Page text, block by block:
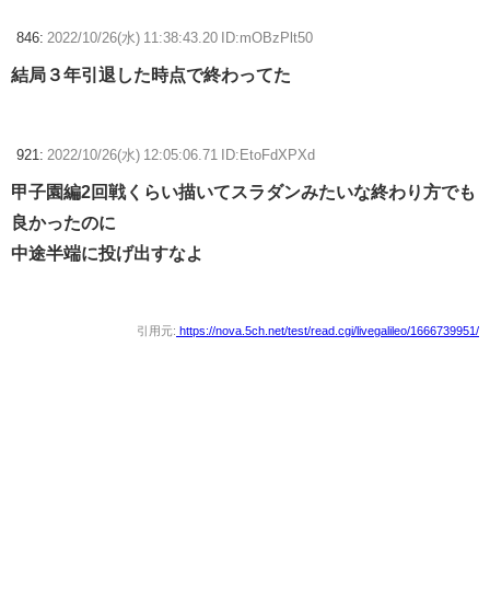
846: 2022/10/26(水) 11:38:43.20 ID:mOBzPlt50
結局３年引退した時点で終わってた
921: 2022/10/26(水) 12:05:06.71 ID:EtoFdXPXd
甲子園編2回戦くらい描いてスラダンみたいな終わり方でも
良かったのに
中途半端に投げ出すなよ
引用元: https://nova.5ch.net/test/read.cgi/livegalileo/1666739951/